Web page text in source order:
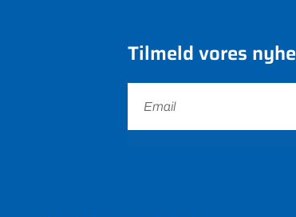
Tilmeld vores